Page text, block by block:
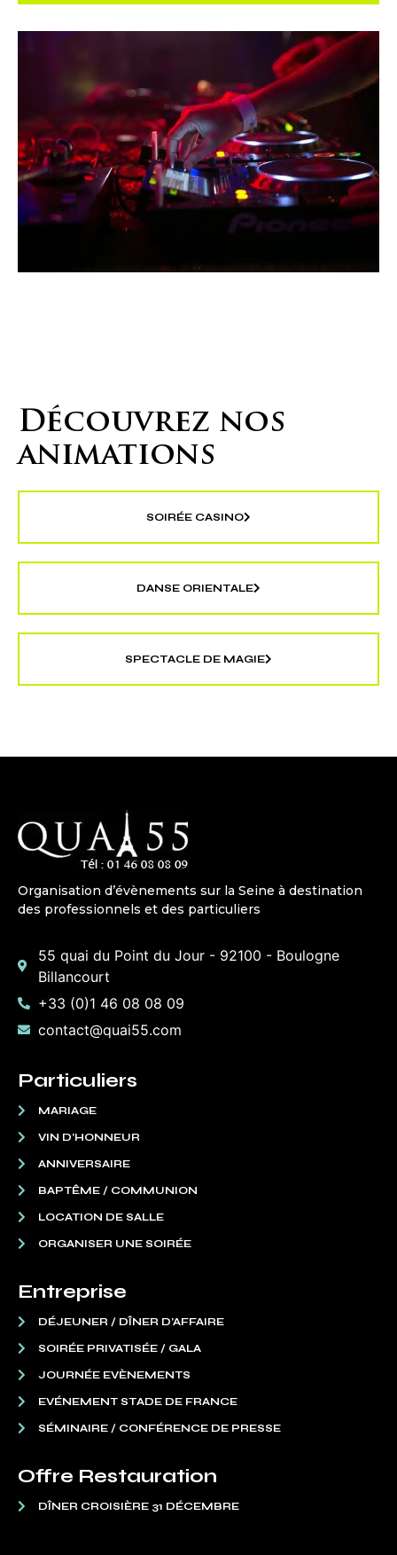
Découvrez nos
animations
SOIRÉE CASINO
DANSE ORIENTALE
SPECTACLE DE MAGIE
Organisation d’évènements sur la Seine à destination
des professionnels et des particuliers
55 quai du Point du Jour - 92100 - Boulogne
Billancourt
+33 (0)1 46 08 08 09
contact@quai55.com
Particuliers
MARIAGE
VIN D’HONNEUR
ANNIVERSAIRE
BAPTÊME / COMMUNION
LOCATION DE SALLE
ORGANISER UNE SOIRÉE
Entreprise
DÉJEUNER / DÎNER D’AFFAIRE
SOIRÉE PRIVATISÉE / GALA
JOURNÉE EVÈNEMENTS
EVÉNEMENT STADE DE FRANCE
SÉMINAIRE / CONFÉRENCE DE PRESSE
Offre Restauration
DÎNER CROISIÈRE 31 DÉCEMBRE